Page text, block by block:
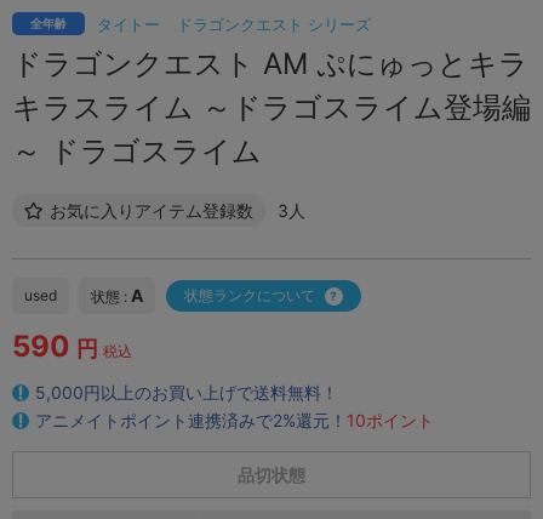
タイトー ドラゴンクエスト シリーズ
全年齢
ドラゴンクエスト AM ぷにゅっとキラ
キラスライム ～ドラゴスライム登場編
～ ドラゴスライム
お気に入りアイテム登録数 3人
used 状態 : A 状態ランクについて
590 円 税込
5,000円以上のお買い上げで送料無料！
アニメイトポイント連携済みで2%還元！ 10ポイント
品切状態